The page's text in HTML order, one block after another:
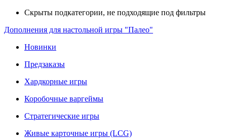
Скрыты подкатегории, не подходящие под фильтры
Дополнения для настольной игры "Палео"
Новинки
Предзаказы
Хардкорные игры
Коробочные варгеймы
Стратегические игры
Живые карточные игры (LCG)